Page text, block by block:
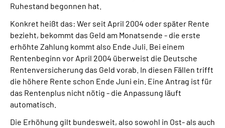
Ruhestand begonnen hat.
Konkret heißt das: Wer seit April 2004 oder später Rente
bezieht, bekommt das Geld am Monatsende - die erste
erhöhte Zahlung kommt also Ende Juli. Bei einem
Rentenbeginn vor April 2004 überweist die Deutsche
Rentenversicherung das Geld vorab. In diesen Fällen trifft
die höhere Rente schon Ende Juni ein. Eine Antrag ist für
das Rentenplus nicht nötig - die Anpassung läuft
automatisch.
Die Erhöhung gilt bundesweit, also sowohl in Ost- als auch